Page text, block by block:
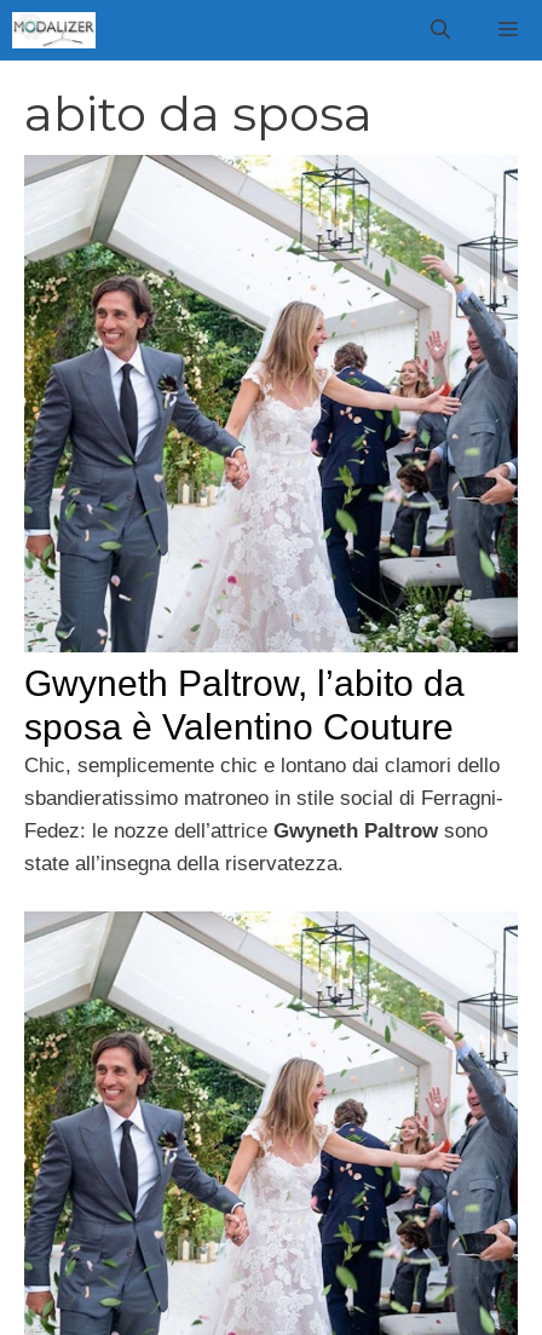
Vai
al
abito da sposa
Gwyneth Paltrow, l’abito da
sposa è Valentino Couture
Chic, semplicemente chic e lontano dai clamori dello
sbandieratissimo matroneo in stile social di Ferragni-
Fedez: le nozze dell’attrice Gwyneth Paltrow sono
state all’insegna della riservatezza.